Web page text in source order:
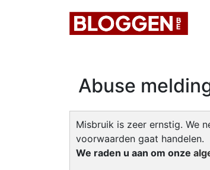
Abuse
Misbruik is zeer ernstig. We
voorwaarden gaat handelen.
We raden u aan om onze